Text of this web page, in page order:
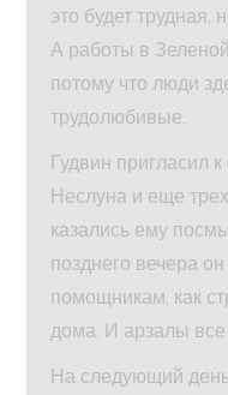
это будет трудная,
А работы в
потому что люди
трудолюбивые.
Гудвин пригласил
Неслуна и еще
казались ему
позднего вечера
помощникам, как
дома. И арзалы все
На следующий